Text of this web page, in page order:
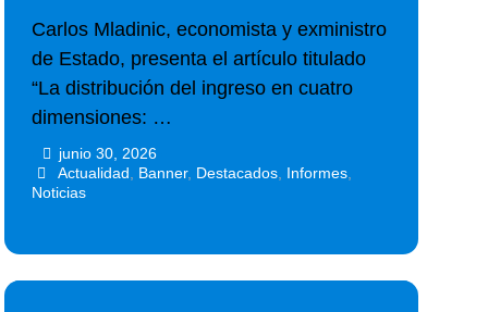
Carlos Mladinic, economista y exministro
de Estado, presenta el artículo titulado
“La distribución del ingreso en cuatro
dimensiones: …
junio 30, 2026
Actualidad Banner, Destacados, Informes,
Noticias